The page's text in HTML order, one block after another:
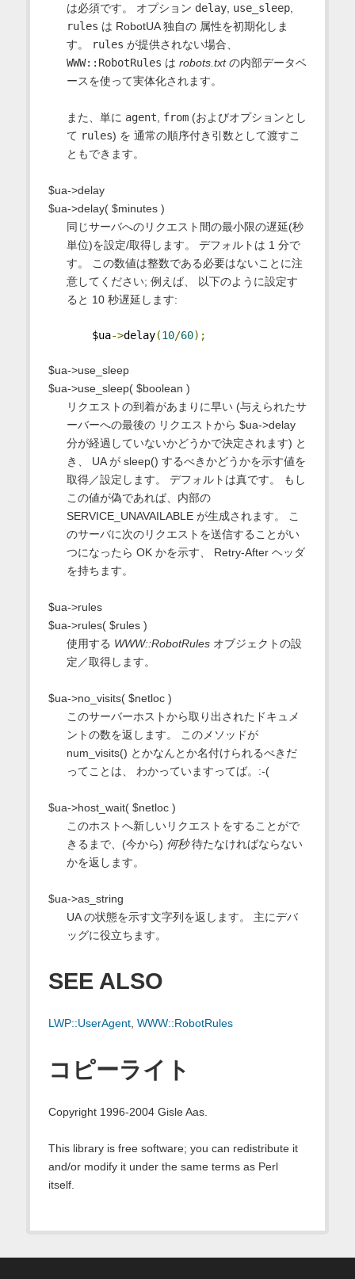
は必須です。 オプション delay, use_sleep,
rules は RobotUA 独自の 属性を初期化しま
す。
rules が提供されない場合、
WWW::RobotRules は robots.txtの内部データベ
ースを使って実体化されます。
また、単に agent from(およびオプションとし
て rules) を 通常の順序付き引数として渡すこ
ともできます。
$ua->delay
$ua->delay( $minutes )
同じサーバへのリクエスト間の最小限の遅延(秒
単位)を設定/取得します。 デフォルトは 1 分で
す。 この数値は整数である必要はないことに注
意してください; 例えば、 以下のように設定す
ると 10 秒遅延します:
$ua->delay(10/60);
$ua->use_sleep
$ua->use_sleep( $boolean )
リクエストの到着があまりに早い (与えられたサ
ーバーへの最後の リクエストから $ua->delay
分が経過していないかどうかで決定されます) と
き、 UA が sleep() するべきかどうかを示す値を
取得／設定します。 デフォルトは真です。 もし
この値が偽であれば、内部の
SERVICE_UNAVAILABLE が生成されます。 こ
のサーバに次のリクエストを送信することがい
つになったら OK かを示す、 Retry-After ヘッダ
を持ちます。
$ua->rules
$ua->rules( $rules )
使用する WWW::RobotRulesオブジェクトの設
定／取得します。
$ua->no_visits( $netloc )
このサーバーホストから取り出されたドキュメ
ントの数を返します。 このメソッドが
num_visits() とかなんとか名付けられるべきだ
ってことは、 わかっていますってば。:-(
$ua->host_wait( $netloc )
このホストへ新しいリクエストをすることがで
きるまで、(今から) 何秒待たなければならない
かを返します。
$ua->as_string
UA の状態を示す文字列を返します。 主にデバ
ッグに役立ちます。
SEE ALSO
LWP::UserAgent, WWW::RobotRules
コピーライト
Copyright 1996-2004 Gisle Aas.
This library is free software; you can redistribute it
and/or modify it under the same terms as Perl
itself.